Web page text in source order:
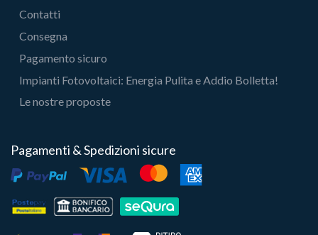
Contatti
Consegna
Pagamento sicuro
Impianti Fotovoltaici: Energia Pulita e Addio Bolletta!
Le nostre proposte
Pagamenti & Spedizioni sicure